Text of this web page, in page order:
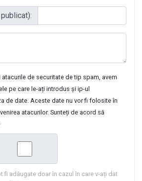
atacurile de securitate de tip spam, avem
pe care le-ați introdus și ip-ul
de date. Aceste date nu vor fi folosite în
atacurilor. Sunteți de acord să
fi adăugate doar în cazul în care v-ați dat